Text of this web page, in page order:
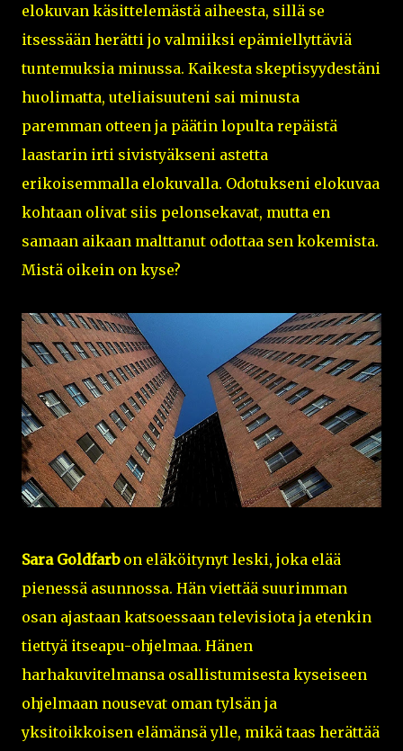
elokuvan käsittelemästä aiheesta, sillä se
itsessään herätti jo valmiiksi epämiellyttäviä
tuntemuksia minussa. Kaikesta skeptisyydestäni
huolimatta, uteliaisuuteni sai minusta
paremman otteen ja päätin lopulta repäistä
laastarin irti sivistyäkseni astetta
erikoisemmalla elokuvalla. Odotukseni elokuvaa
kohtaan olivat siis pelonsekavat, mutta en
samaan aikaan malttanut odottaa sen kokemista.
Mistä oikein on kyse?
Sara Goldfarbon eläköitynyt leski, joka elää
pienessä asunnossa. Hän viettää suurimman
osan ajastaan katsoessaan televisiota ja etenkin
tiettyä itseapu-ohjelmaa. Hänen
harhakuvitelmansa osallistumisesta kyseiseen
ohjelmaan nousevat oman tylsän ja
yksitoikkoisen elämänsä ylle, mikä taas herättää